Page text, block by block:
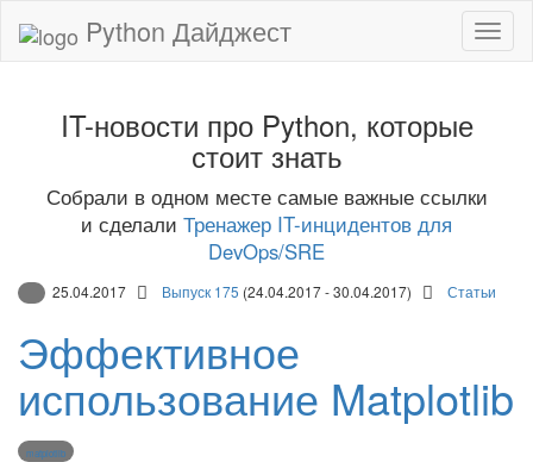
Python Дайджест
IT-новости про Python, которые
стоит знать
Собрали в одном месте самые важные ссылки
и сделали Тренажер IT-инцидентов для
DevOps/SRE
25.04.2017 Выпуск 175 (24.04.2017 - 30.04.2017) Статьи
Эффективное
использование Matplotlib
matplotlib